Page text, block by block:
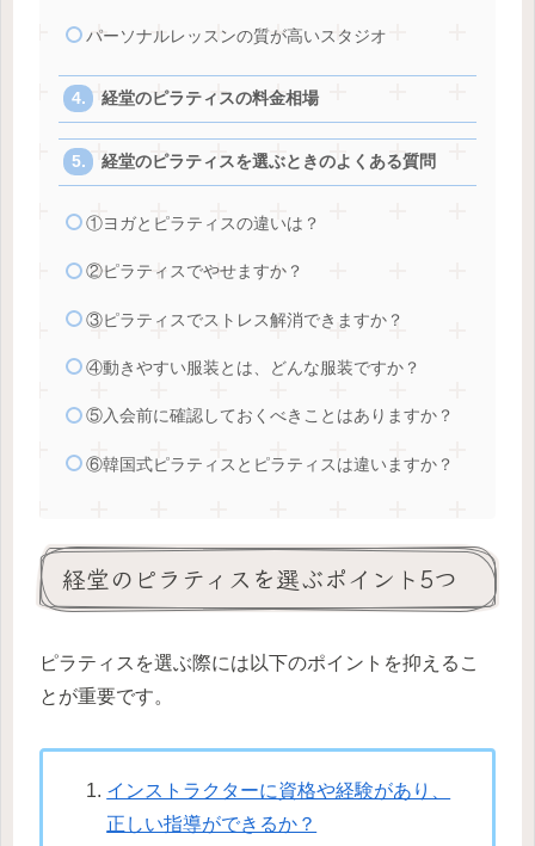
パーソナルレッスンの質が高いスタジオ
経堂のピラティスの料金相場
経堂のピラティスを選ぶときのよくある質問
①ヨガとピラティスの違いは？
②ピラティスでやせますか？
③ピラティスでストレス解消できますか？
④動きやすい服装とは、どんな服装ですか？
⑤入会前に確認しておくべきことはありますか？
⑥韓国式ピラティスとピラティスは違いますか？
経堂のピラティスを選ぶポイント5つ
ピラティスを選ぶ際には以下のポイントを抑えるこ
とが重要です。
インストラクターに資格や経験があり、
正しい指導ができるか？